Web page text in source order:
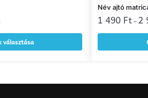
választása
Név ajtó
1 490 Ft– 2
Ennek
a
terméknek